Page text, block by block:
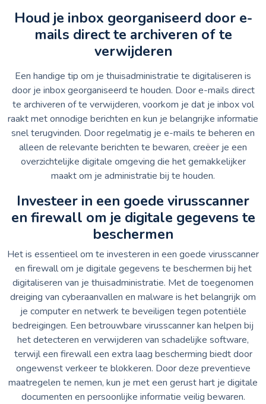
Houd je inbox georganiseerd door e-
mails direct te archiveren of te
verwijderen
Een handige tip om je thuisadministratie te digitaliseren is
door je inbox georganiseerd te houden. Door e-mails direct
te archiveren of te verwijderen, voorkom je dat je inbox vol
raakt met onnodige berichten en kun je belangrijke informatie
snel terugvinden. Door regelmatig je e-mails te beheren en
alleen de relevante berichten te bewaren, creëer je een
overzichtelijke digitale omgeving die het gemakkelijker
maakt om je administratie bij te houden.
Investeer in een goede virusscanner
en firewall om je digitale gegevens te
beschermen
Het is essentieel om te investeren in een goede virusscanner
en firewall om je digitale gegevens te beschermen bij het
digitaliseren van je thuisadministratie. Met de toegenomen
dreiging van cyberaanvallen en malware is het belangrijk om
je computer en netwerk te beveiligen tegen potentiële
bedreigingen. Een betrouwbare virusscanner kan helpen bij
het detecteren en verwijderen van schadelijke software,
terwijl een firewall een extra laag bescherming biedt door
ongewenst verkeer te blokkeren. Door deze preventieve
maatregelen te nemen, kun je met een gerust hart je digitale
documenten en persoonlijke informatie veilig bewaren.